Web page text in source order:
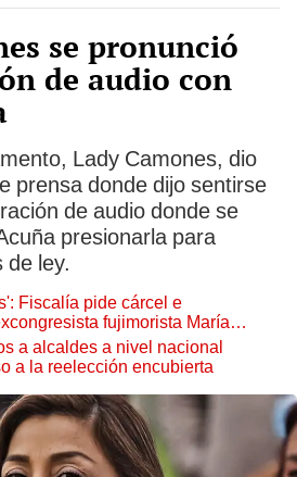
se pronunció
de audio con
Lady Camones, dio
prensa donde dijo sentirse
de audio donde se
presionarla para
de ley.
Fiscalía pide cárcel e
fujimorista María
a alcaldes a nivel nacional
a la reelección encubierta